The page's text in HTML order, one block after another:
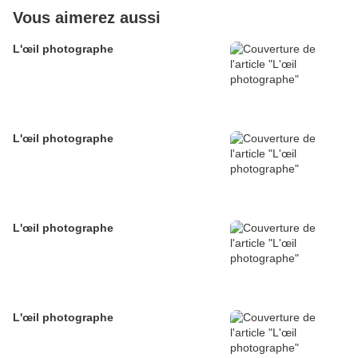
Vous aimerez aussi
L'œil photographe
L'œil photographe
L'œil photographe
L'œil photographe